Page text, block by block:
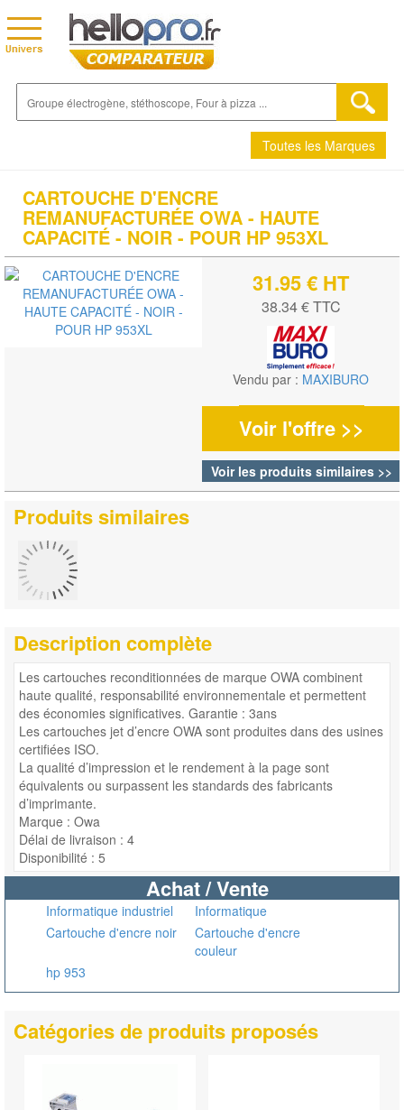
Toutes les Marques
CARTOUCHE D'ENCRE
REMANUFACTURÉE OWA - HAUTE
CAPACITÉ - NOIR - POUR HP 953XL
31.95 € HT
38.34 € TTC
Vendu par : MAXIBURO
Voir l'offre >>
Voir les produits similaires >>
Produits similaires
Description complète
Les cartouches reconditionnées de marque OWA combinent
haute qualité, responsabilité environnementale et permettent
des économies significatives. Garantie : 3ans
Les cartouches jet d’encre OWA sont produites dans des usines
certifiées ISO.
La qualité d’impression et le rendement à la page sont
équivalents ou surpassent les standards des fabricants
d’imprimante.
Marque : Owa
Délai de livraison : 4
Disponibilité : 5
Achat / Vente
Informatique industriel
Informatique
Cartouche d'encre noir
Cartouche d'encre
couleur
hp 953
Catégories de produits proposés